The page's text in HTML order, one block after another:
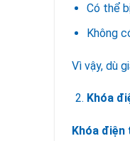
Có thể
Không
Vì vậy, dù
Khóa
Khóa